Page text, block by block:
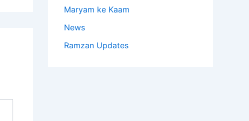
Maryam ke Kaam
News
Ramzan Updates